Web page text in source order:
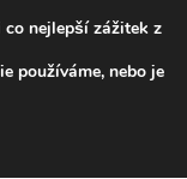
Kč
494
co nejlepší zážitek z
používáme, nebo je